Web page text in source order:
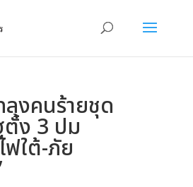
งคนร้ายชุด
ตั้ง 3 ปม
ฟใต้-ภัย